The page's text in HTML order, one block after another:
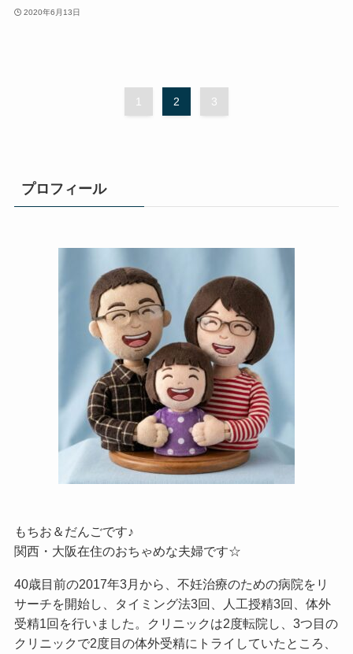
2020年6月13日
1 2 3
プロフィール
もちお＆だんごです♪
関西・大阪在住のおちゃめな夫婦です☆
40歳目前の2017年3月から、不妊治療のための病院をリ
サーチを開始し、タイミング法3回、人工授精3回、体外
受精1回を行いました。クリニックは2度転院し、3つ目の
クリニックで2度目の体外受精にトライしていたところ、